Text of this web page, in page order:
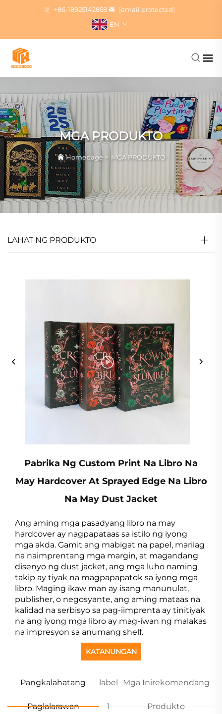
+86-18925142858
[email protected]
EN
MGA PRODUKTO
Homepage > MGA PRODUKTO
LAHAT NG PRODUKTO
Pabrika Ng Custom Print Na Libro Na
May Hardcover At Sprayed Edge Na Libro
Na May Dust Jacket
Ang aming mga pasadyang libro na may
hardcover ay nagpapataas sa istilo ng iyong
mga akda. Gamit ang mabigat na papel, marilag
na naimprentang mga margin, at magandang
disenyo ng dust jacket, ang mga luho naming
takip ay tiyak na magpapapatok sa iyong mga
libro. Maging ikaw man ay isang manunulat,
publisher, o negosyante, ang aming mataas na
kalidad na serbisyo sa pag-iimprenta ay tinitiyak
na ang iyong mga libro ay mag-iwan ng malakas
na impresyon sa anumang shelf.
KATANUNGAN
Pangkalahatang
Paglalarawan
label
1
Mga Inirekomendang
Produkto